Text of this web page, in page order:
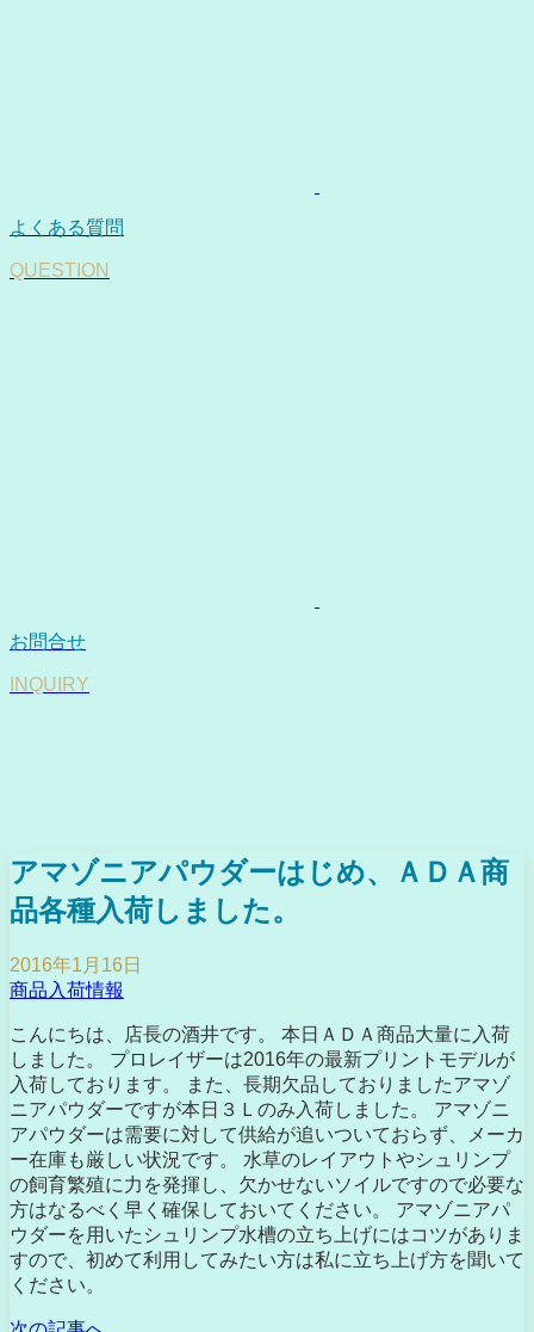
よくある質問
QUESTION
お問合せ
INQUIRY
アマゾニアパウダーはじめ、ＡＤＡ商
品各種入荷しました。
2016年1月16日
商品入荷情報
こんにちは、店長の酒井です。 本日ＡＤＡ商品大量に入荷
しました。 プロレイザーは2016年の最新プリントモデルが
入荷しております。 また、長期欠品しておりましたアマゾ
ニアパウダーですが本日３Ｌのみ入荷しました。 アマゾニ
アパウダーは需要に対して供給が追いついておらず、メーカ
ー在庫も厳しい状況です。 水草のレイアウトやシュリンプ
の飼育繁殖に力を発揮し、欠かせないソイルですので必要な
方はなるべく早く確保しておいてください。 アマゾニアパ
ウダーを用いたシュリンプ水槽の立ち上げにはコツがありま
すので、初めて利用してみたい方は私に立ち上げ方を聞いて
ください。